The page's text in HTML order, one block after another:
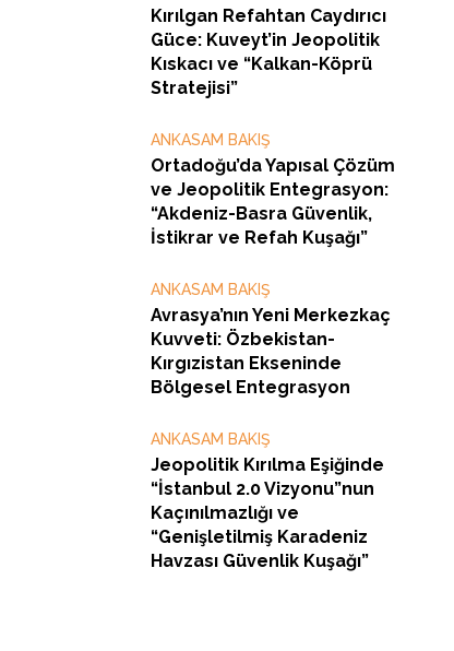
Kırılgan Refahtan Caydırıcı
Güce: Kuveyt’in Jeopolitik
Kıskacı ve “Kalkan-Köprü
Stratejisi”
ANKASAM BAKIŞ
Ortadoğu’da Yapısal Çözüm
ve Jeopolitik Entegrasyon:
“Akdeniz-Basra Güvenlik,
İstikrar ve Refah Kuşağı”
ANKASAM BAKIŞ
Avrasya’nın Yeni Merkezkaç
Kuvveti: Özbekistan-
Kırgızistan Ekseninde
Bölgesel Entegrasyon
ANKASAM BAKIŞ
Jeopolitik Kırılma Eşiğinde
“İstanbul 2.0 Vizyonu”nun
Kaçınılmazlığı ve
“Genişletilmiş Karadeniz
Havzası Güvenlik Kuşağı”